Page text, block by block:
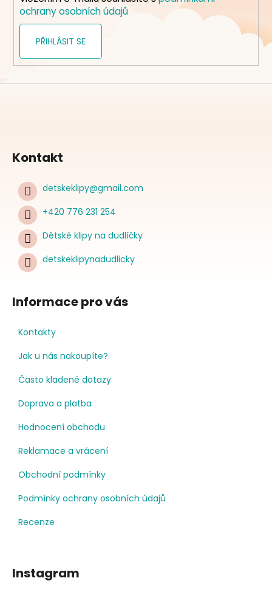
ochrany osobních údajů
PŘIHLÁSIT SE
Kontakt
detskeklipy@gmail.com
+420 776 231 254
Dětské klipy na dudlíčky
detskeklipynadudlicky
Informace pro vás
Kontakty
Jak u nás nakoupíte?
Často kladené dotazy
Doprava a platba
Hodnocení obchodu
Reklamace a vrácení
Obchodní podmínky
Podmínky ochrany osobních údajů
Recenze
Instagram